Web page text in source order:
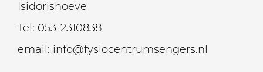
Isidorishoeve
Tel: 053-2310838
email: info@fysiocentrumsengers.nl